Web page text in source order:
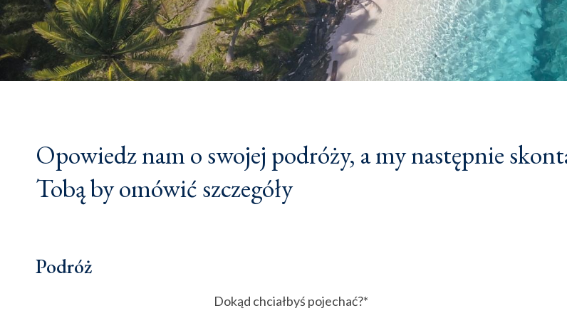
Opowiedz nam o swojej podróży, a my następnie
Tobą by omówić szczegóły
Podróż
Dokąd chciałbyś pojechać?*